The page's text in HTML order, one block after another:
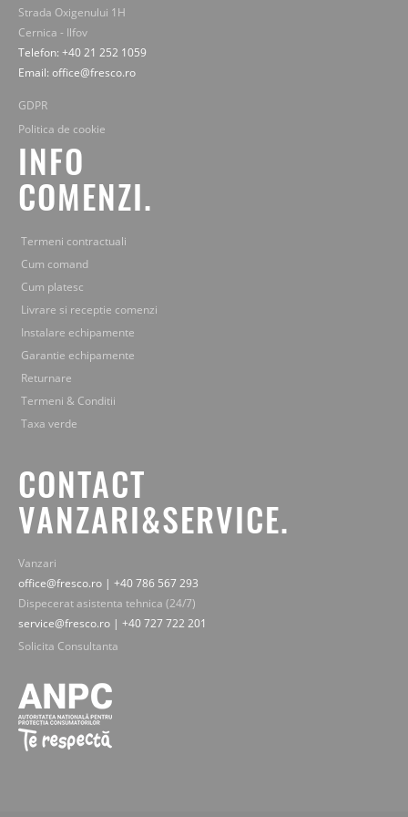
Strada Oxigenului 1H
Cernica - Ilfov
Telefon: +40 21 252 1059
Email: office@fresco.ro
GDPR
Politica de cookie
INFO
COMENZI.
Termeni contractuali
Cum comand
Cum platesc
Livrare si receptie comenzi
Instalare echipamente
Garantie echipamente
Returnare
Termeni & Conditii
Taxa verde
CONTACT
VANZARI&SERVICE.
Vanzari
office@fresco.ro | +40 786 567 293
Dispecerat asistenta tehnica (24/7)
service@fresco.ro | +40 727 722 201
Solicita Consultanta